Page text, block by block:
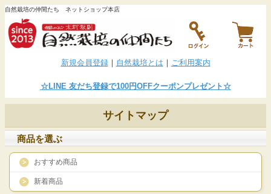
自然栽培の仲間たち ネットショップ本店
新規会員登録｜ 自然栽培とは ｜ ご利用案内
☆LINE友だち登録で100円OFFクーポンプレゼント☆
サイトマップ
商品を選ぶ
おすすめ商品
新着商品